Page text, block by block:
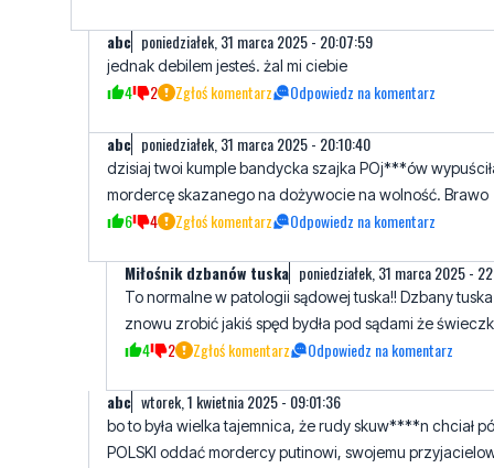
abc poniedziałek, 31 marca 2025 - 20:10:40
dzisiaj twoi kumple bandycka szajka POj***ów
6 4 Zgłoś komentarz Odpowiedz na komentarz
Miłośnik dzbanów tuska poniedziałek, 31 marca 2025 -
To normalne w patologii sądowej tuska!! Dzbany tuska
4 2 Zgłoś komentarz Odpowiedz na komentarz
abc wtorek, 1 kwietnia 2025 - 09:01:36
bo to była wielka tajemnica, że rudy skuw****n chciał
to chyży ruj mówił "my z panem putinem dopilnujemu,
piachu w tryby nie sypał" i "trzeba zaakceptować rosje,
jaka ona jest. Adzisiaj go wrogiem nazywa. skurw**y